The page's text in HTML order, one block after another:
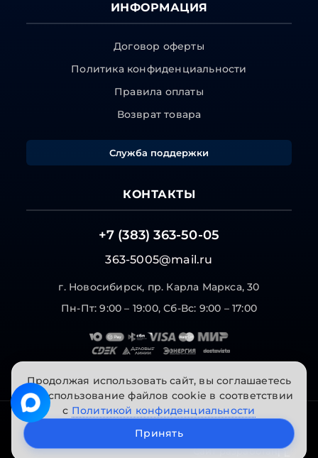
ИНФОРМАЦИЯ
Договор оферты
Политика конфиденциальности
Правила оплаты
Возврат товара
Служба поддержки
КОНТАКТЫ
+7 (383) 363-50-05
363-5005@mail.ru
г. Новосибирск, пр. Карла Маркса, 30
Пн-Пт: 9:00 – 19:00, Сб-Вс: 9:00 – 17:00
© 2026 "Инструменты на Горской". Все права
Сайт разработан
Продолжая использовать сайт, вы соглашаетесь
на использование файлов cookie в соответствии
с Политикой конфиденциальности
Принять